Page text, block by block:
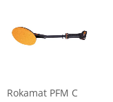
Rokamat PFM C